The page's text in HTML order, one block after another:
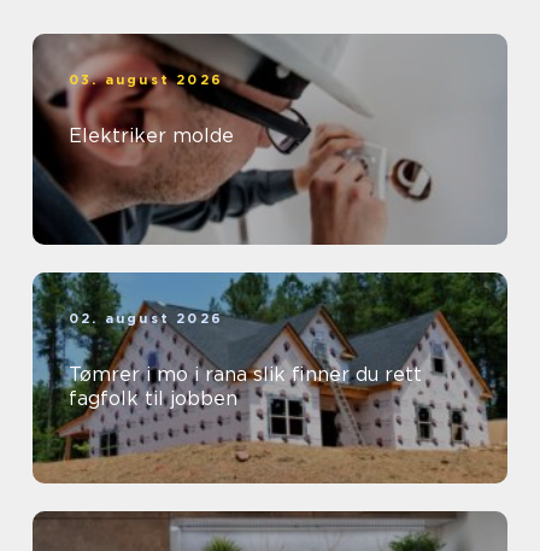
03. august 2026
Elektriker molde
02. august 2026
Tømrer i mo i rana slik finner du rett
fagfolk til jobben